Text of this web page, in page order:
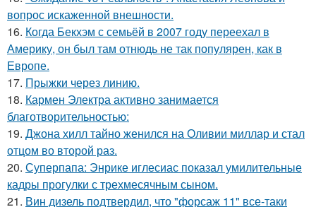
вопрос искаженной внешности.
16. Когда Бекхэм с семьёй в 2007 году переехал в
Америку, он был там отнюдь не так популярен, как в
Европе.
17. Прыжки через линию.
18. Кармен Электра активно занимается
благотворительностью:
19. Джона хилл тайно женился на Оливии миллар и стал
отцом во второй раз.
20. Суперпапа: Энрике иглесиас показал умилительные
кадры прогулки с трехмесячным сыном.
21. Вин дизель подтвердил, что "форсаж 11" все-таки